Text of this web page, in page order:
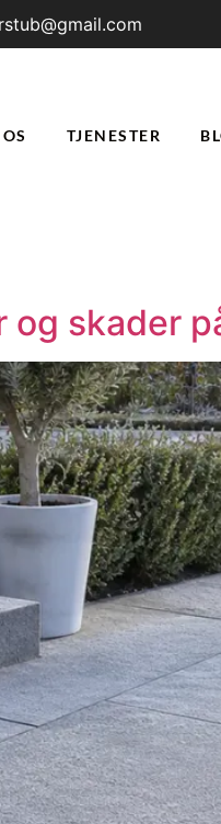
TJENESTER
og skader